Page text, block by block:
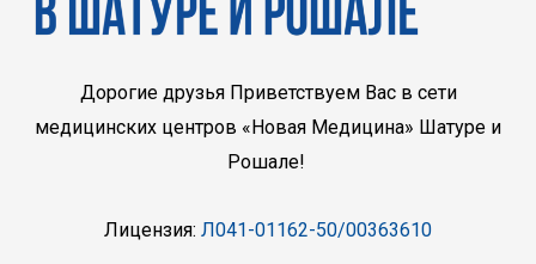
Дорогие друзья Приветствуем Вас в сети
медицинских центров «Новая Медицина» Шатуре и
Рошале!
Лицензия: Л041-01162-50/00363610